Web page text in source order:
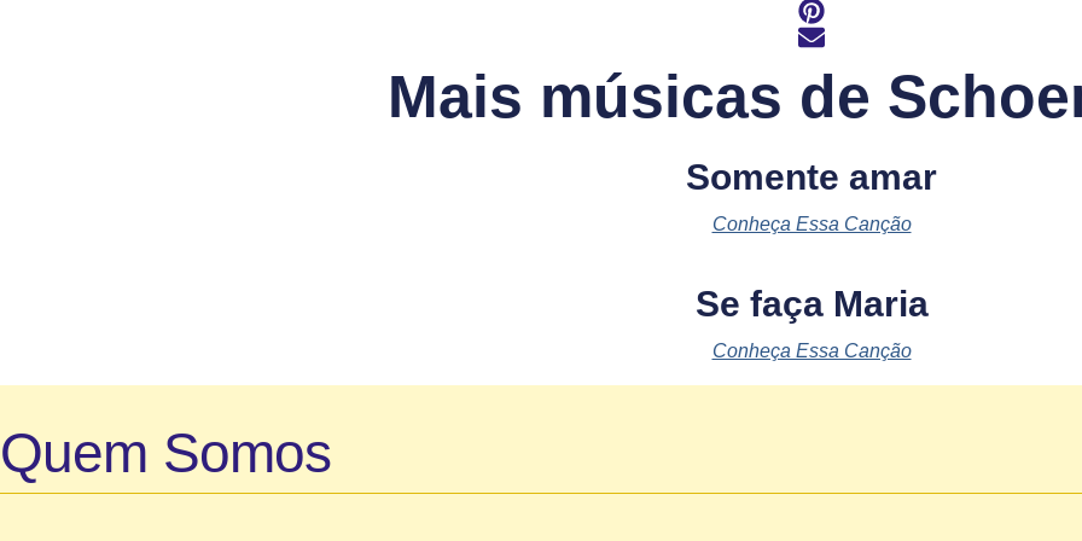
Mais músicas de
Somente amar
Conheça Essa Canção
Se faça Maria
Conheça Essa Canção
Quem Somos